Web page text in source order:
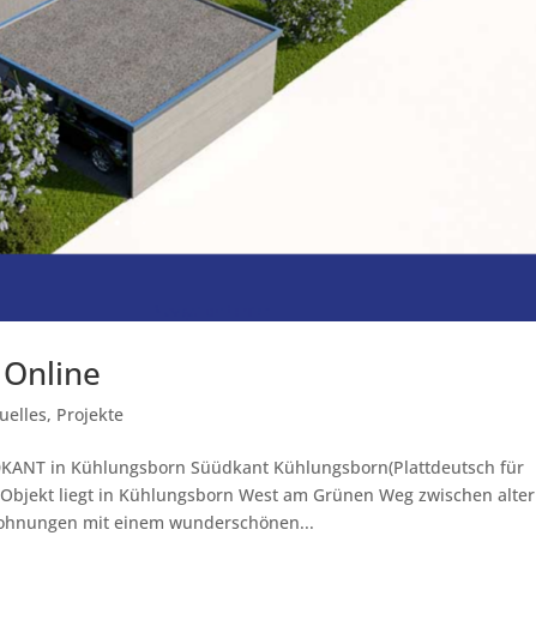
, Projekte
in Kühlungsborn Süüdkant Kühlungsborn(Plattdeutsch für
liegt in Kühlungsborn West am Grünen Weg zwischen alter
mit einem wunderschönen...